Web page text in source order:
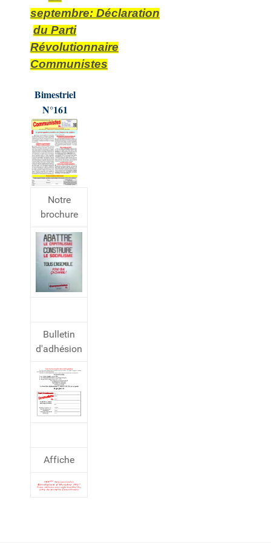
septembre: Déclaration
du Parti
Révolutionnaire
Communistes
Bimestriel
N°161
Notre
brochure
Bulletin
d'adhésion
Affiche